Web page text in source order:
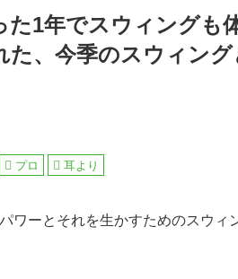
た1年でスウィングも
、今季のスウィン
プロ 耳より
ワーとそれを生かすためのスウィ